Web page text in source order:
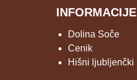
INFORMACIJE
Dolina Soče
Cenik
Hišni ljubljenčki